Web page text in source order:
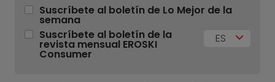
Suscríbete al boletín de Lo Mejor de la
semana
Suscríbete al boletín de la
revista mensual EROSKI
Consumer
ES